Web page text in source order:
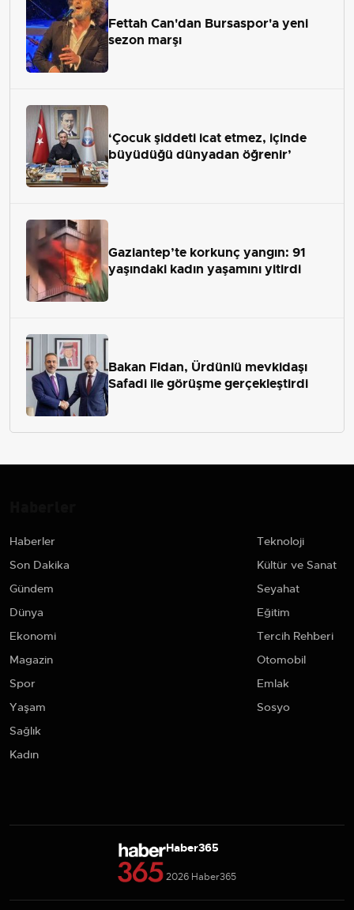
Fettah Can'dan Bursaspor'a yeni
sezon marşı
‘Çocuk şiddeti icat etmez, içinde
büyüdüğü dünyadan öğrenir’
Gaziantep’te korkunç yangın: 91
yaşındaki kadın yaşamını yitirdi
Bakan Fidan, Ürdünlü mevkidaşı
Safadi ile görüşme gerçekleştirdi
Haberler
Son Dakika
Gündem
Dünya
Ekonomi
Magazin
Spor
Yaşam
Sağlık
Kadın
Teknoloji
Kültür ve Sanat
Seyahat
Eğitim
Tercih Rehberi
Otomobil
Emlak
Sosyo
Haber365
2026 Haber365